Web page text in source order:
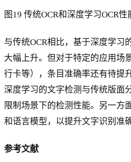
图19 传统OCR和深度学习OCR性
与传统OCR相比，基于深度学习
大幅上升。但对于特定的应用场
行卡等），条目准确率还有待提
深度学习的文字检测与传统版面
限制场景下的检测性能。另一方
和语言模型，以提升文字识别准
参考文献